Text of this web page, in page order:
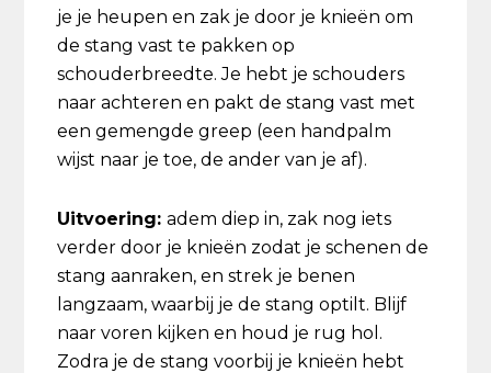
je je heupen en zak je door je knieën om
de stang vast te pakken op
schouderbreedte. Je hebt je schouders
naar achteren en pakt de stang vast met
een gemengde greep (een handpalm
wijst naar je toe, de ander van je af).
Uitvoering:adem diep in, zak nog iets
verder door je knieën zodat je schenen de
stang aanraken, en strek je benen
langzaam, waarbij je de stang optilt. Blijf
naar voren kijken en houd je rug hol.
Zodra je de stang voorbij je knieën hebt